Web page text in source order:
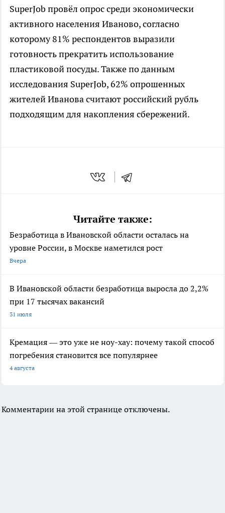
SuperJob провёл опрос среди экономически
активного населения Иваново, согласно
которому 81% респондентов выразили
готовность прекратить использование
пластиковой посуды. Также по данным
исследования SuperJob, 62% опрошенных
жителей Иванова считают российский рубль
подходящим для накопления сбережений.
Читайте также:
Безработица в Ивановской области осталась на
уровне России, в Москве наметился рост
Вчера
В Ивановской области безработица выросла до 2,2%
при 17 тысячах вакансий
31 июля
Кремация — это уже не ноу-хау: почему такой способ
погребения становится все популярнее
4 августа
Комментарии на этой странице отключены.